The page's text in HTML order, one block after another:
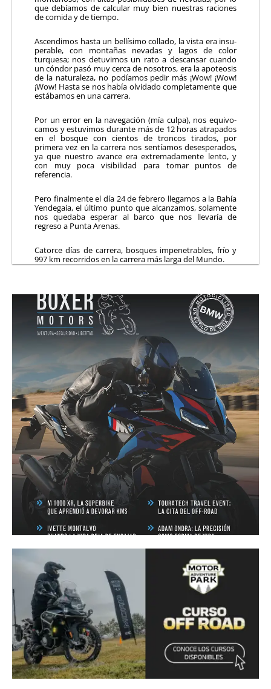
que debíamos de calcular muy bien nuestras raciones
de co­mida y de tiempo.
Ascendimos hasta un bellísimo collado, la vista era insu­
perable, con montañas nevadas y lagos de color
turquesa; nos detuvimos un rato a descansar cuando
un cóndor pasó muy cerca de nosotros, era la apoteosis
de la natu­raleza, no podíamos pedir más ¡Wow! ¡Wow!
¡Wow! Hasta se nos había olvida­do completamente que
estábamos en una carrera.
Por un error en la navegación (mía culpa), nos equivo­
camos y estuvimos durante más de 12 horas atrapados
en el bosque con cientos de troncos tirados, por
primera vez en la carrera nos sentíamos desesperados,
ya que nuestro avance era extremadamente lento, y
con muy poca visibilidad para tomar puntos de
referencia.
Pero finalmente el día 24 de febrero llegamos a la Bahía
Yendegaia, el último punto que alcanzamos, solamente
nos quedaba esperar al barco que nos llevaría de
regreso a Punta Arenas.
Catorce días de carrera, bosques impenetrables, frío y
997 km recorridos en la carrera más larga del Mundo.